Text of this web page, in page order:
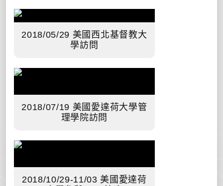
2018/05/29 美國西北基督教大
學訪問
2018/07/19 美國愛達荷大學管
理學院訪問
2018/10/29-11/03 美國愛達荷